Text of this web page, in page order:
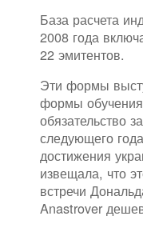
База расчета
2008 года
22 эмитентов.
Эти формы
формы
обязательство
следующего
достижения
извещала, что
встречи
Anastrover